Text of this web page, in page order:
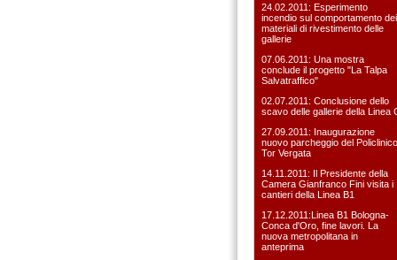
24.02.2011: Esperimento
incendio sul comportamento dei
materiali di rivestimento delle
gallerie
07.06.2011: Una mostra
conclude il progetto "La Talpa
Salvatraffico"
02.07.2011: Conclusione dello
scavo delle gallerie della Linea
27.09.2011: Inaugurazione
nuovo parcheggio del Policlinico
Tor Vergata
14.11.2011: Il Presidente della
Camera Gianfranco Fini visita i
cantieri della Linea B1
17.12.2011:Linea B1 Bologna-
Conca d'Oro, fine lavori. La
nuova metropolitana in
anteprima